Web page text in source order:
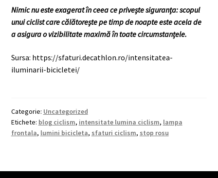
Nimic nu este exagerat în ceea ce privește siguranța: scopul
unui ciclist care călătorește pe timp de noapte este acela de
a asigura o vizibilitate maximă în toate circumstanțele.
Sursa: https://sfaturi.decathlon.ro/intensitatea-
iluminarii-bicicletei/
Categorie: Uncategorized
Etichete: blog ciclism, intensitate lumina ciclism, lampa
frontala, lumini bicicleta, sfaturi ciclism, stop rosu